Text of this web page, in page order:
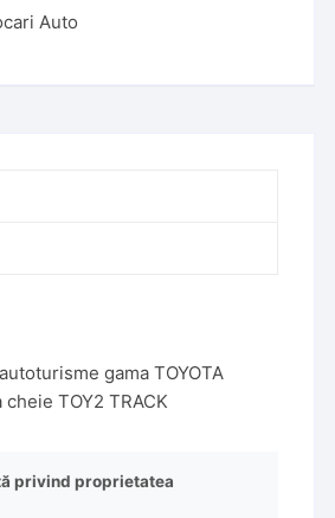
Auto
gama TOYOTA
cheie TOY2 TRACK
privind proprietatea